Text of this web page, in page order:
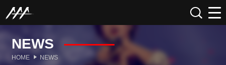
NEWS
HOME NEWS